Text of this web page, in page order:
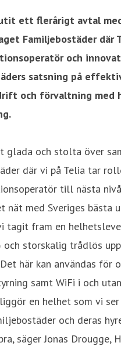
ett flerårigt avtal
Familjebostäder där
och
satsning på
och förvaltning med
glada och stolta över
där vi på Telia tar
till nästa
med Sveriges bästa
tagit fram en
och storskalig trådlös
här kan användas för
samt WiFi i och
en helhet som vi
och deras
säger Jonas Drougge,